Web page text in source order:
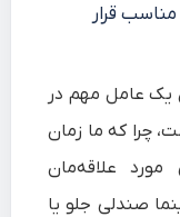
مناسب قرار
یک عامل مهم در
چرا که ما زمان
مورد علاقه‌مان
صندلی جلو یا